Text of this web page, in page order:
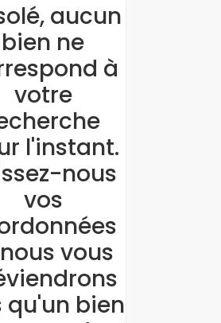
aucun
bien ne
à
votre
l'instant.
nous
vos
vous
qu'un bien